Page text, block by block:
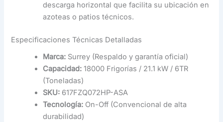
descarga horizontal que facilita su ubicación en
azoteas o patios técnicos.
Especificaciones Técnicas Detalladas
Marca: Surrey (Respaldo y garantía oficial)
Capacidad: 18000 Frigorías / 21.1 kW / 6TR
(Toneladas)
SKU: 617FZQ072HP-ASA
Tecnología: On-Off (Convencional de alta
durabilidad)